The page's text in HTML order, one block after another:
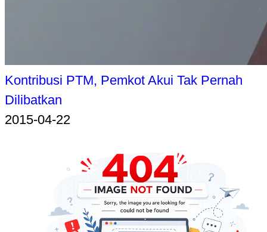
Kontribusi PTM, Pemkot Akui Tak Pernah
Dilibatkan
2015-04-22